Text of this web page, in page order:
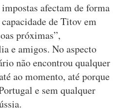
afectam de forma
de Titov em
próximas”,
e amigos. No aspecto
não encontrou qualquer
ao momento, até porque
e sem qualquer